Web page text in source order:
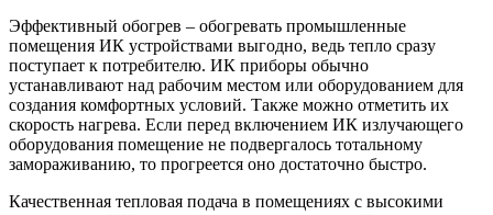
Эффективный обогрев – обогревать промышленные
помещения ИК устройствами выгодно, ведь тепло сразу
поступает к потребителю. ИК приборы обычно
устанавливают над рабочим местом или оборудованием для
создания комфортных условий. Также можно отметить их
скорость нагрева. Если перед включением ИК излучающего
оборудования помещение не подвергалось тотальному
замораживанию, то прогреется оно достаточно быстро.
Качественная тепловая подача в помещениях с высокими